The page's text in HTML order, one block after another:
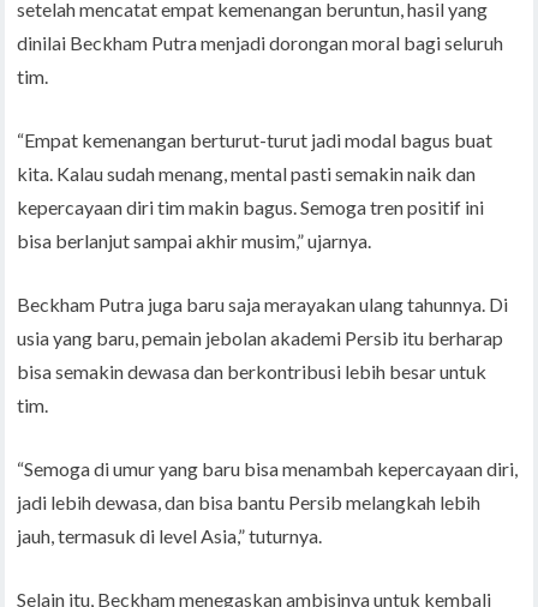
setelah mencatat empat kemenangan beruntun, hasil yang
dinilai Beckham Putra menjadi dorongan moral bagi seluruh
tim.
“Empat kemenangan berturut-turut jadi modal bagus buat
kita. Kalau sudah menang, mental pasti semakin naik dan
kepercayaan diri tim makin bagus. Semoga tren positif ini
bisa berlanjut sampai akhir musim,” ujarnya.
Beckham Putra juga baru saja merayakan ulang tahunnya. Di
usia yang baru, pemain jebolan akademi Persib itu berharap
bisa semakin dewasa dan berkontribusi lebih besar untuk
tim.
“Semoga di umur yang baru bisa menambah kepercayaan diri,
jadi lebih dewasa, dan bisa bantu Persib melangkah lebih
jauh, termasuk di level Asia,” tuturnya.
Selain itu, Beckham menegaskan ambisinya untuk kembali